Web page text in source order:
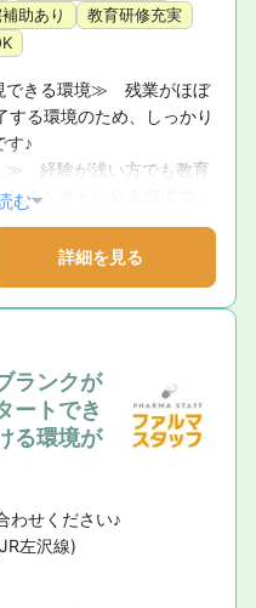
助あり
教育研修充実
きる環境≫　残業がほぼ
する環境のため、しっかり
す♪
　経験が浅い方でも教育
識を蓄えられる環境で
ある他、育休取得率は
立も可能な環境です。
む
詳細を見る
ランクが
ートでき
る環境が
わせください♪
左沢線)